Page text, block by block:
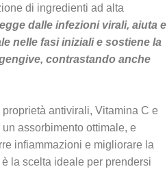
di ingredienti ad alta
dalle infezioni virali, aiuta e
nelle fasi iniziali e sostiene la
contrastando anche
antivirali, Vitamina C e
assorbimento ottimale, e
infiammazioni e migliorare la
la scelta ideale per prendersi